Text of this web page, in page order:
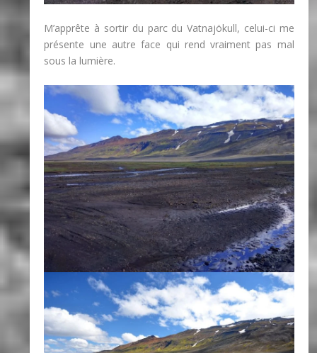
M’apprête à sortir du parc du Vatnajökull, celui-ci me
présente une autre face qui rend vraiment pas mal
sous la lumière.